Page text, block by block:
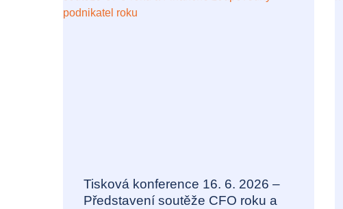
Tisková konference 16. 6. 2026 –
Představení soutěže CFO roku a